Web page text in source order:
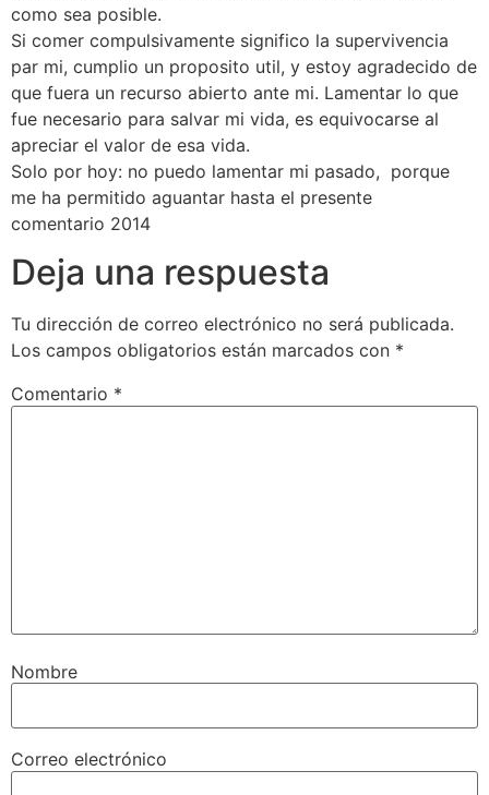
como sea posible.
Si comer compulsivamente significo la supervivencia
par mi, cumplio un proposito util, y estoy agradecido de
que fuera un recurso abierto ante mi. Lamentar lo que
fue necesario para salvar mi vida, es equivocarse al
apreciar el valor de esa vida.
Solo por hoy: no puedo lamentar mi pasado, porque
me ha permitido aguantar hasta el presente
comentario 2014
Deja una respuesta
Tu dirección de correo electrónico no será publicada.
Los campos obligatorios están marcados con *
Comentario *
Nombre
Correo electrónico